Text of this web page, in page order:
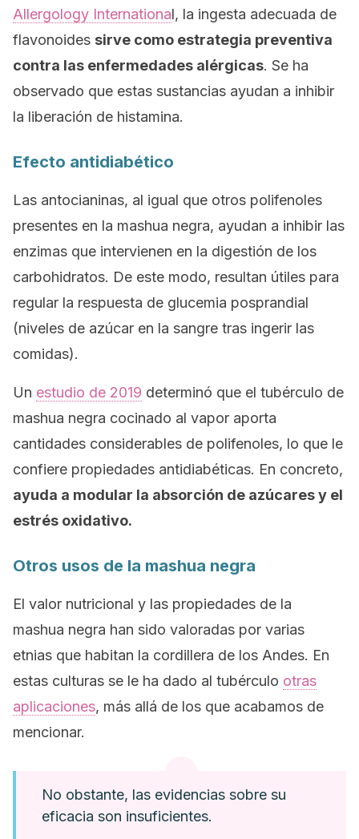
Allergology International, la ingesta adecuada de
flavonoides sirve como estrategia preventiva
contra las enfermedades alérgicas. Se ha
observado que estas sustancias ayudan a inhibir
la liberación de histamina.
Efecto antidiabético
Las antocianinas, al igual que otros polifenoles
presentes en la mashua negra, ayudan a inhibir las
enzimas que intervienen en la digestión de los
carbohidratos. De este modo, resultan útiles para
regular la respuesta de glucemia posprandial
(niveles de azúcar en la sangre tras ingerir las
comidas).
Un estudio de 2019 determinó que el tubérculo de
mashua negra cocinado al vapor aporta
cantidades considerables de polifenoles, lo que le
confiere propiedades antidiabéticas. En concreto,
ayuda a modular la absorción de azúcares y el
estrés oxidativo.
Otros usos de la mashua negra
El valor nutricional y las propiedades de la
mashua negra han sido valoradas por varias
etnias que habitan la cordillera de los Andes. En
estas culturas se le ha dado al tubérculo otras
aplicaciones, más allá de los que acabamos de
mencionar.
No obstante, las evidencias sobre su
eficacia son insuficientes.